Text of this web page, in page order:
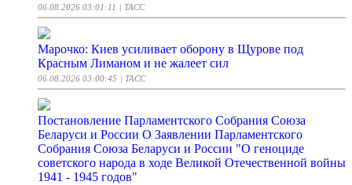
06.08.2026 03:01:11 | ТАСС
Марочко: Киев усиливает оборону в Щурове под
Красным Лиманом и не жалеет сил
06.08.2026 03:00:45 | ТАСС
Постановление Парламентского Собрания Союза
Беларуси и России О Заявлении Парламентского
Собрания Союза Беларуси и России "О геноциде
советского народа в ходе Великой Отечественной войны
1941 - 1945 годов"